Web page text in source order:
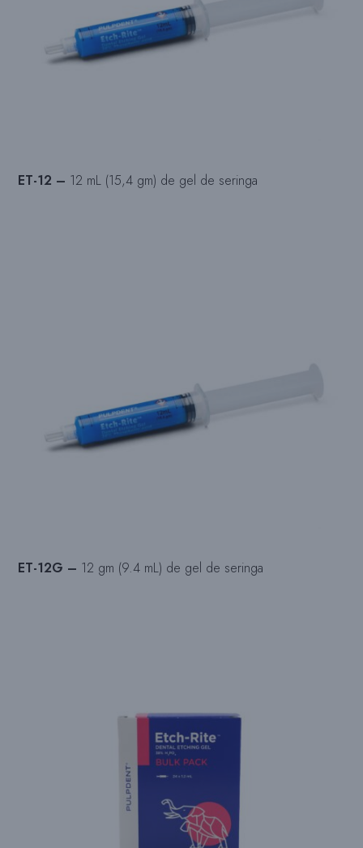
ET-12 – 12 mL (15,4 gm) de gel de seringa
ET-12G – 12 gm (9.4 mL) de gel de seringa